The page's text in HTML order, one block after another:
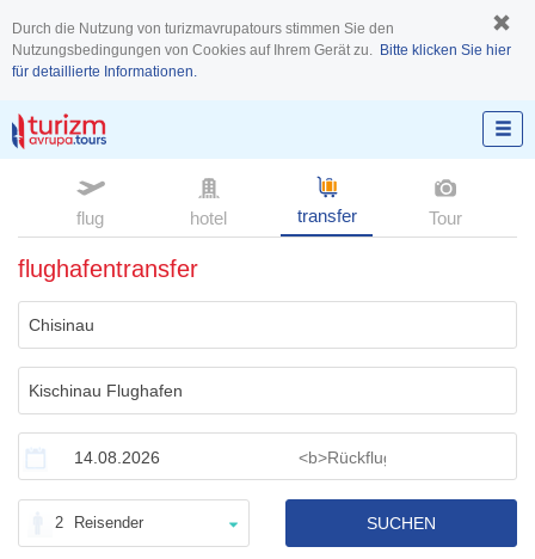
Durch die Nutzung von turizmavrupatours stimmen Sie den
Nutzungsbedingungen von Cookies auf Ihrem Gerät zu. Bitte klicken Sie hier
für detaillierte Informationen.
flug hotel transfer Tour
flughafentransfer
2 Reisender SUCHEN